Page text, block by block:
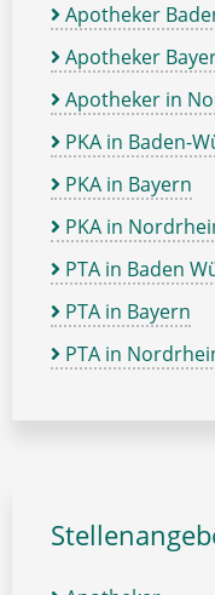
Apotheker
Apotheker
Apotheker in
PKA in Baden-
PKA in Bayern
PKA in
PTA in Baden
PTA in Bayern
PTA in